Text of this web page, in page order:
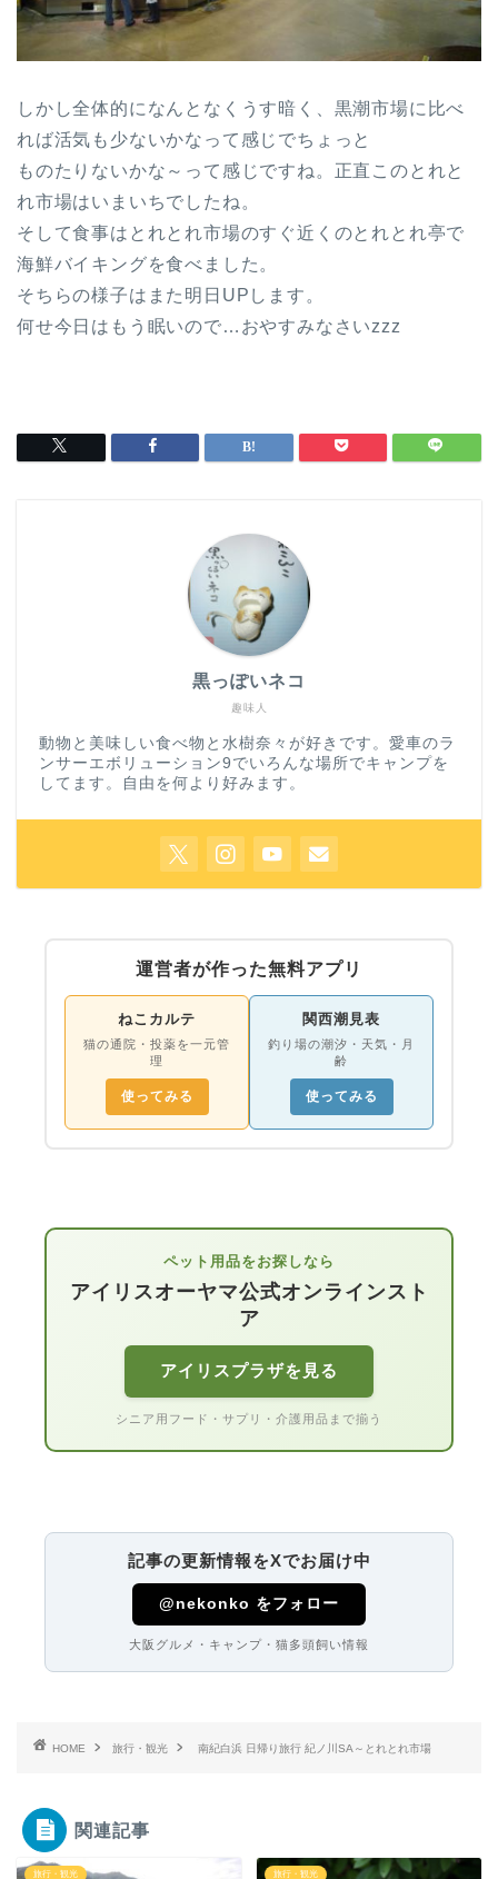
しかし全体的になんとなくうす暗く、黒潮市場に比べ
れば活気も少ないかなって感じでちょっと
ものたりないかな～って感じですね。正直このとれと
れ市場はいまいちでしたね。
そして食事はとれとれ市場のすぐ近くのとれとれ亭で
海鮮バイキングを食べました。
そちらの様子はまた明日UPします。
何せ今日はもう眠いので…おやすみなさいzzz
趣味人
黒っぽいネコ
動物と美味しい食べ物と水樹奈々が好きです。愛車のラ
ンサーエボリューション9でいろんな場所でキャンプを
してます。自由を何より好みます。
運営者が作った無料アプリ
ねこカルテ
猫の通院・投薬を一元管
理
使ってみる
関西潮見表
釣り場の潮汐・天気・月
齢
使ってみる
ペット用品をお探しなら
アイリスオーヤマ公式オンラインスト
ア
アイリスプラザを見る
シニア用フード・サプリ・介護用品まで揃う
記事の更新情報をXでお届け中
@nekonko をフォロー
大阪グルメ・キャンプ・猫多頭飼い情報
HOME 旅行・観光 南紀白浜 日帰り旅行 紀ノ川SA～とれとれ市場
関連記事
旅行・観光 旅行・観光